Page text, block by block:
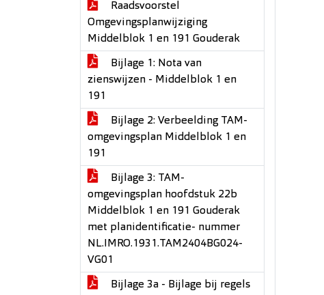
Raadsvoorstel
Omgevingsplanwijziging
Middelblok 1 en 191 Gouderak
Bijlage 1: Nota van
zienswijzen - Middelblok 1 en
191
Bijlage 2: Verbeelding TAM-
omgevingsplan Middelblok 1 en
191
Bijlage 3: TAM-
omgevingsplan hoofdstuk 22b
Middelblok 1 en 191 Gouderak
met planidentificatie- nummer
NL.IMRO.1931.TAM2404BG024-
VG01
Bijlage 3a - Bijlage bij regels